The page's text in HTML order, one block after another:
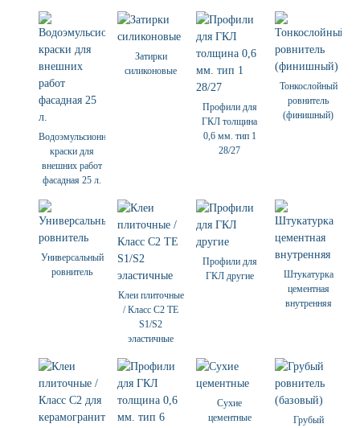
Водоэмульсионные
краски для
внешних работ
фасадная 25 л.
Затирки
силиконовые
Профили для
ГКЛ толщина
0,6 мм. тип 1
28/27
Тонкослойный
ровнитель
(финишный)
Универсальный
ровнитель
Клеи плиточные
/ Класс С2 ТЕ
S1/S2
эластичные
Профили для
ГКЛ другие
Штукатурка
цементная
внутренняя
Сухие
цементные
Грубый